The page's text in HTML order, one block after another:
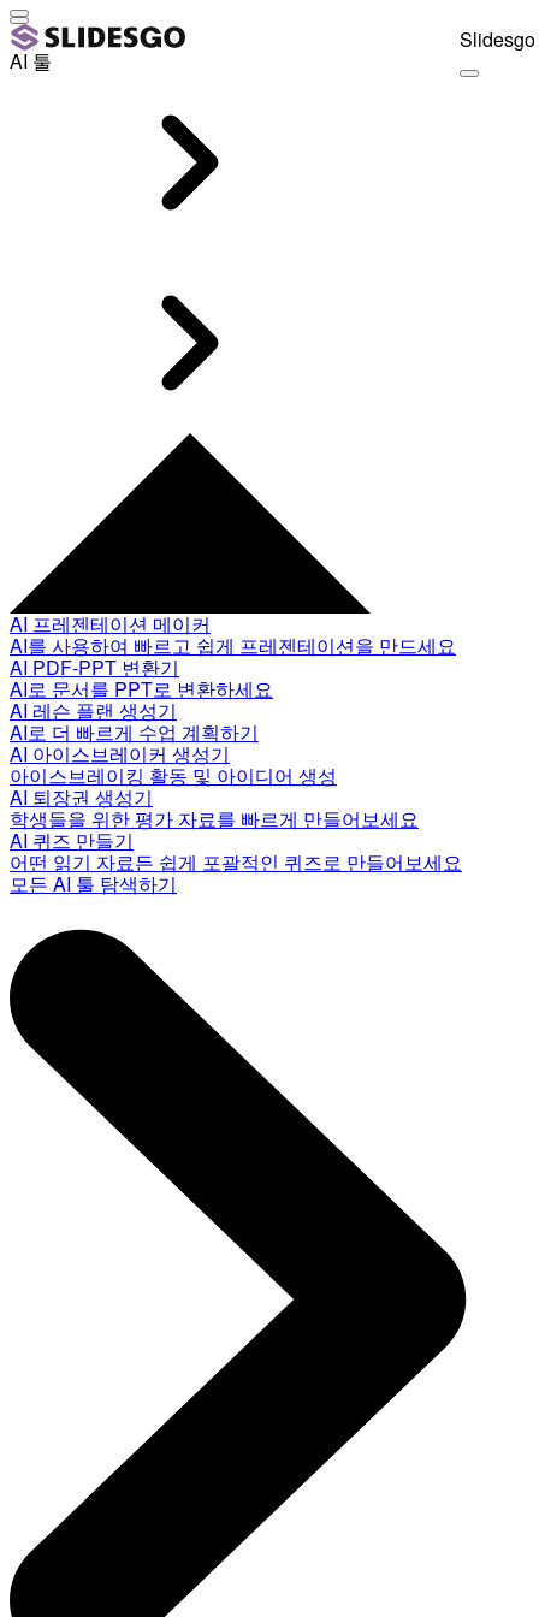
AI 툴
AI 프레젠테이션 메이커
AI를 사용하여 빠르고 쉽게 프레젠테이션을 만드세요
AI PDF-PPT 변환기
AI로 문서를 PPT로 변환하세요
AI 레슨 플랜 생성기
AI로 더 빠르게 수업 계획하기
AI 아이스브레이커 생성기
아이스브레이킹 활동 및 아이디어 생성
AI 퇴장권 생성기
학생들을 위한 평가 자료를 빠르게 만들어보세요
AI 퀴즈 만들기
어떤 읽기 자료든 쉽게 포괄적인 퀴즈로 만들어보세요
모든 AI 툴 탐색하기